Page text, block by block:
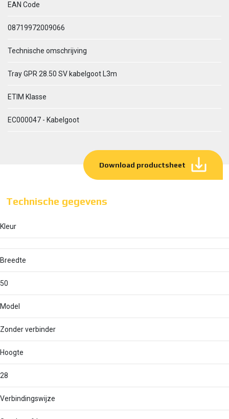
EAN Code
08719972009066
Technische omschrijving
Tray GPR 28.50 SV kabelgoot L3m
ETIM Klasse
EC000047 - Kabelgoot
Download productsheet
Technische gegevens
Kleur
Breedte
50
Model
Zonder verbinder
Hoogte
28
Verbindingswijze